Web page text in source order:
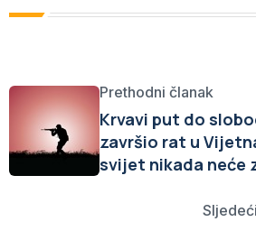
Prethodni članak
Krvavi put do
završio rat u
svijet nikada neće